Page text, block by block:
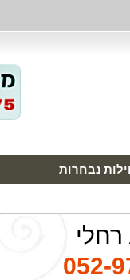
נבחרות
052-